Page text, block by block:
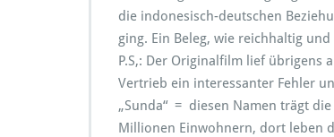
die indonesisch-deutschen
ging. Ein Beleg, wie reichhaltig
P.S,: Der Originalfilm lief übrigens
Vertrieb ein interessanter Fehler
„Sunda“ = diesen Namen trägt
Millionen Einwohnern, dort leben